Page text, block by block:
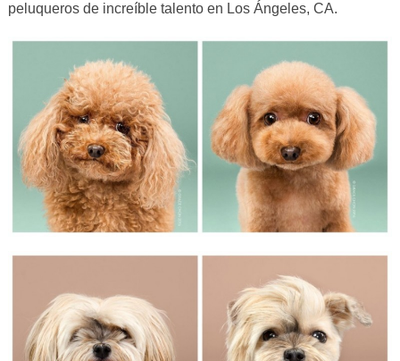
peluqueros de increíble talento en Los Ángeles, CA.